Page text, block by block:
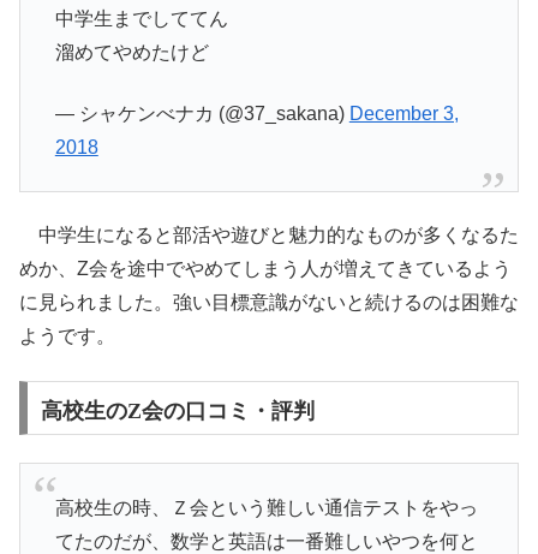
中学生までしててん
溜めてやめたけど
— シャケンべナカ (@37_sakana) December 3,
2018
中学生になると部活や遊びと魅力的なものが多くなるた
めか、 Z会を途中でやめてしまう人が増えてきている よう
に見られました。強い目標意識がないと続けるのは困難な
ようです。
高校生のZ会の口コミ・評判
高校生の時、Ｚ会という難しい通信テストをやっ
てたのだが、数学と英語は一番難しいやつを何と